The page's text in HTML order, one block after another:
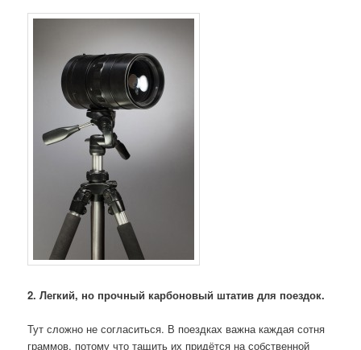
2. Легкий, но прочный карбоновый штатив для поездок.
Тут сложно не согласиться. В поездках важна каждая сотня
граммов, потому что тащить их придётся на собственной